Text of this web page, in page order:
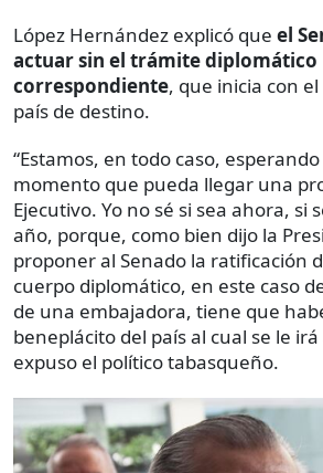
López Hernández explicó que el
actuar sin el trámite diplomático
correspondiente, que inicia con
país de destino.
“Estamos, en todo caso,
momento que pueda llegar una
Ejecutivo. Yo no sé si sea ahora, si
año, porque, como bien dijo la
proponer al Senado la ratificación
cuerpo diplomático, en este caso
de una embajadora, tiene que
beneplácito del país al cual se le
expuso el político tabasqueño.